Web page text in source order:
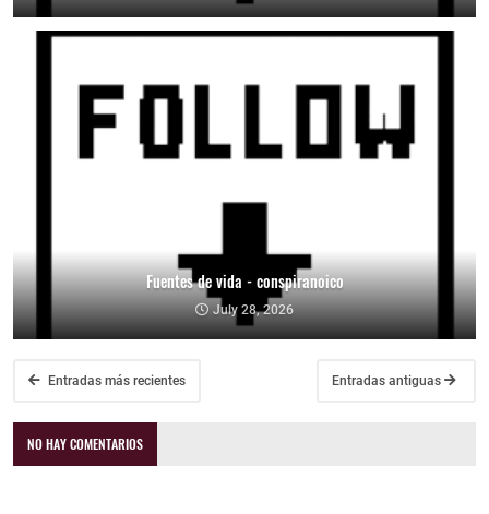
Fuentes de vida - conspiranoico
July 28, 2026
Entradas más recientes Entradas antiguas
NO HAY COMENTARIOS